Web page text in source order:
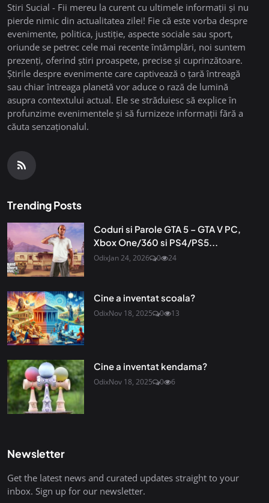
Stiri Sucial - Fii mereu la curent cu ultimele informații și nu
pierde nimic din actualitatea zilei! Fie că este vorba despre
evenimente, politica, justiție, aspecte sociale sau sport,
oriunde se petrec cele mai recente întâmplări, noi suntem
prezenți, oferind știri proaspete, precise și cuprinzătoare.
Știrile despre evenimente care captivează o țară întreagă
sau chiar întreaga planetă vor aduce o rază de lumină
asupra contextului actual. Ele se străduiesc să explice în
profunzime evenimentele și să furnizeze informații fără a
căuta senzaționalul.
Trending Posts
Coduri si Parole GTA 5 – GTA V PC,
Xbox One/360 si PS4/PS5...
OdixJan 24, 2026 0 24
Cine a inventat scoala?
OdixNov 18, 2025 0 13
Cine a inventat kendama?
OdixNov 18, 2025 0 6
Newsletter
Get the latest news and curated updates straight to your
inbox. Sign up for our newsletter.